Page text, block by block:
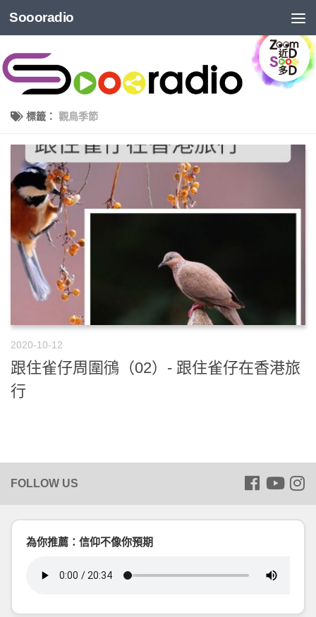
Soooradio
標籤： 觀鳥季節
2020-10-12
跟住雀仔周圍鴴（02）- 跟住雀仔在香港旅
行
為你推薦：信仰不像你預期